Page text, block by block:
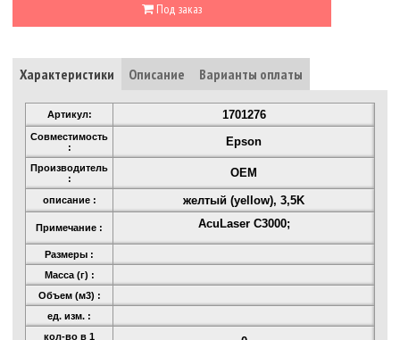
Под заказ
Характеристики Описание Варианты оплаты
Артикул: 1701276
Совместимость
:
Epson
Производитель
:
OEM
описание : желтый (yellow), 3,5K
Примечание : AcuLaser C3000;
Размеры :
Масса (г) :
Объем (м3) :
ед. изм. :
кол-во в 1